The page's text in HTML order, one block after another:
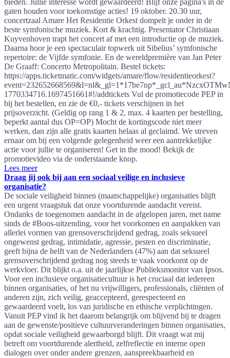
gaten houden voor toekomstige acties! 19 oktober. 20.30 uur,
concertzaal Amare Het Residentie Orkest dompelt je onder in de
beste symfonische muziek. Kort & krachtig. Presentator Christiaan
Kuyvenhoven trapt het concert af met een introductie op de muziek.
Daarna hoor je een spectaculair topwerk uit Sibelius’ symfonische
repertoire: de Vijfde symfonie. En de wereldpremière van Jan Peter
De Graaff: Concerto Metropolitain. Bestel tickets:
https://apps.ticketmatic.com/widgets/amare/flow/residentieorkest?
1770334716.1697451661#!/addtickets Vul de promotiecode PEP in
bij het bestellen, en zie de €0,- tickets verschijnen in het
prijsoverzicht. (Geldig op rang 1 & 2, max. 4 kaarten per bestelling,
beperkt aantal dus OP=OP) Mocht de kortingscode niet meer
werken, dan zijn alle gratis kaarten helaas al geclaimd. We streven
ernaar om bij een volgende gelegenheid weer een aantrekkelijke
actie voor jullie te organiseren! Get in the mood! Bekijk de
promotievideo via de onderstaande knop.
Lees meer
Draag jij ook bij aan een sociaal veilige en inclusieve
organisatie?
De sociale veiligheid binnen (maatschappelijke) organisaties blijft
een urgent vraagstuk dat onze voortdurende aandacht vereist.
Ondanks de toegenomen aandacht in de afgelopen jaren, met name
sinds de #Boos-uitzending, voor het voorkomen en aanpakken van
allerlei vormen van grensoverschrijdend gedrag, zoals seksueel
ongewenst gedrag, intimidatie, agressie, pesten en discriminatie,
geeft bijna de helft van de Nederlanders (47%) aan dat seksueel
grensoverschrijdend gedrag nog steeds te vaak voorkomt op de
werkvloer. Dit blijkt o.a. uit de jaarlijkse Publieksmonitor van Ipsos.
Voor een inclusieve organisatiecultuur is het cruciaal dat iedereen
binnen organisaties, of het nu vrijwilligers, professionals, cliënten of
anderen zijn, zich veilig, geaccepteerd, gerespecteerd en
gewaardeerd voelt, los van juridische en ethische verplichtingen.
Vanuit PEP vind ik het daarom belangrijk om blijvend bij te dragen
aan de gewenste/positieve cultuurveranderingen binnen organisaties,
opdat sociale veiligheid gewaarborgd blijft. Dit vraagt wat mij
betreft om voortdurende alertheid, zelfreflectie en interne open
dialogen over onder andere grenzen, aanspreekbaarheid en